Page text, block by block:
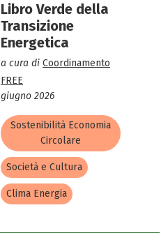
Libro Verde della
Transizione
Energetica
a cura di Coordinamento
FREE
giugno 2026
Sostenibilità Economia
Circolare
Società e Cultura
Clima Energia